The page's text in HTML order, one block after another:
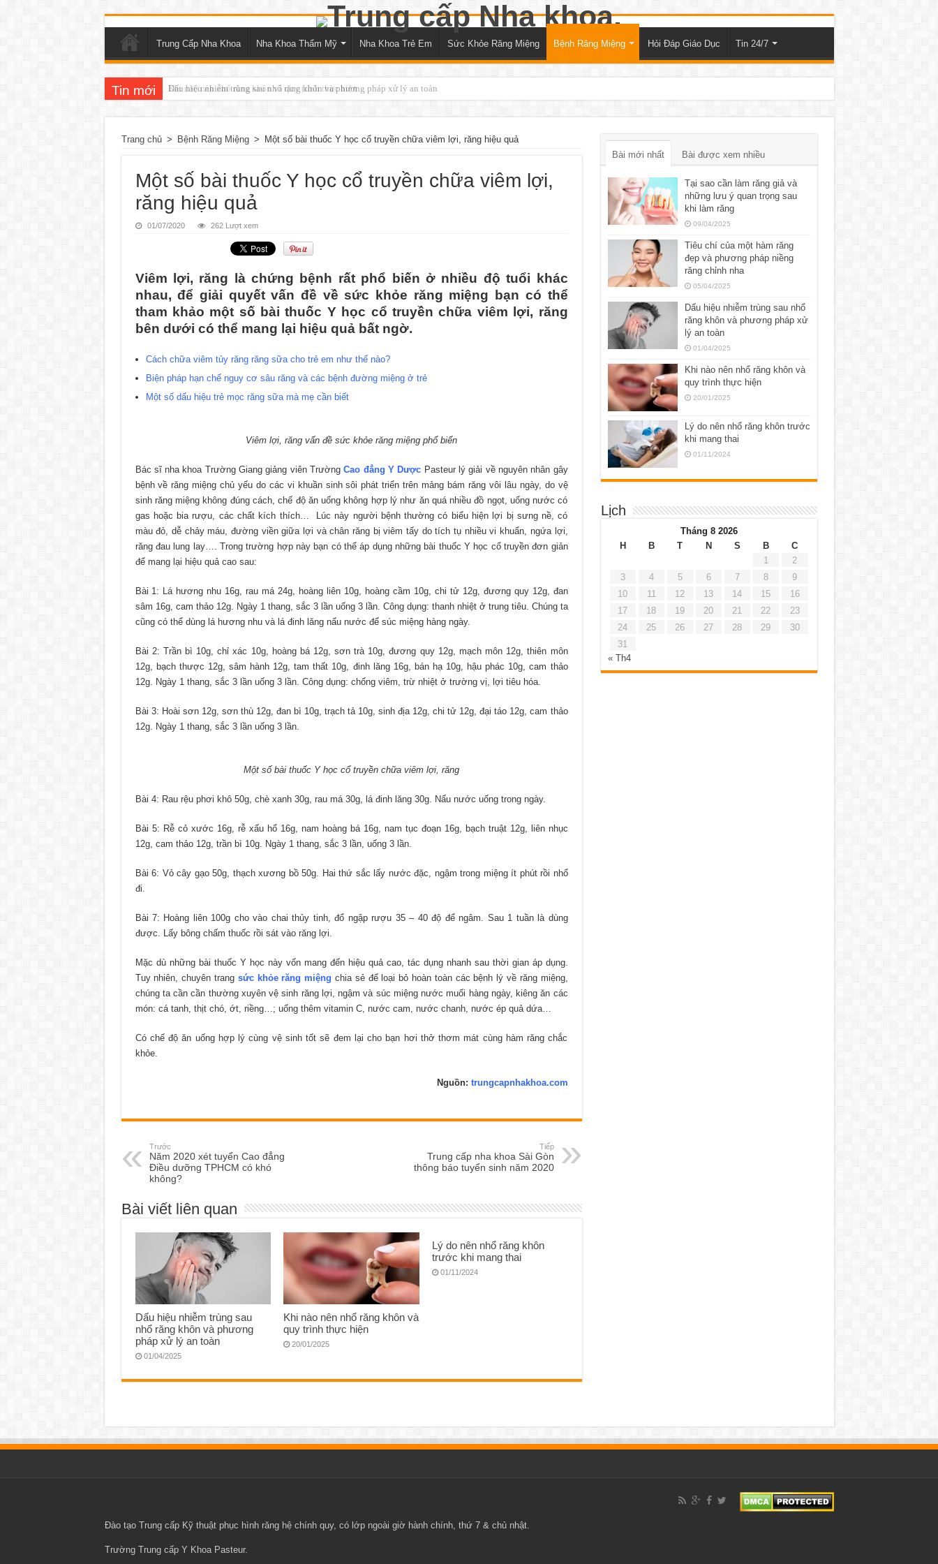
Trung Cấp Nha Khoa Nha Khoa Thẩm Mỹ Nha Khoa Trẻ Em Sức Khỏe Răng Miệng Bệnh Răng Miệng Hỏi Đáp Giáo Dục Tin 24/7
Tin mới Khi nào nên nhổ răng khôn và quy trình thực hiện
Trang chủ > Bệnh Răng Miệng > Một số bài thuốc Y học cổ truyền chữa viêm lợi, răng hiệu quả
Một số bài thuốc Y học cổ truyền chữa viêm lợi,
răng hiệu quả
01/07/2020 262 Lượt xem
Viêm lợi, răng là chứng bệnh rất phổ biến ở nhiều độ tuổi khác
nhau, để giải quyết vấn đề về sức khỏe răng miệng bạn có thể
tham khảo một số bài thuốc Y học cổ truyền chữa viêm lợi, răng
bên dưới có thể mang lại hiệu quả bất ngờ.
Cách chữa viêm tủy răng răng sữa cho trẻ em như thế nào?
Biện pháp hạn chế nguy cơ sâu răng và các bệnh đường miệng ở trẻ
Một số dấu hiệu trẻ mọc răng sữa mà mẹ cần biết
Viêm lợi, răng vấn đề sức khỏe răng miệng phổ biến
Bác sĩ nha khoa Trường Giang giảng viên TrườngCao đẳng Y Dược Pasteur lý giải về nguyên nhân gây
bệnh về răng miệng chủ yếu do các vi khuần sinh sôi phát triển trên mảng bám răng vôi lâu ngày, do vệ
sinh răng miệng không đúng cách, chế độ ăn uống không hợp lý như ăn quá nhiều đồ ngọt, uống nước có
gas hoặc bia rượu, các chất kích thích… Lúc này người bệnh thường có biểu hiện lợi bị sưng nề, có
màu đỏ, dễ chảy máu, đường viền giữa lợi và chân răng bị viêm tấy do tích tụ nhiều vi khuẩn, ngứa lợi,
răng đau lung lay…. Trong trường hợp này bạn có thể áp dụng những bài thuốc Y học cổ truyền đơn giản
để mang lại hiệu quả cao sau:
Bài 1: Lá hương nhu 16g, rau má 24g, hoàng liên 10g, hoàng cầm 10g, chi tử 12g, đương quy 12g, đan
sâm 16g, cam thảo 12g. Ngày 1 thang, sắc 3 lần uống 3 lần. Công dụng: thanh nhiệt ở trung tiêu. Chúng ta
cũng có thể dùng lá hương nhu và lá đinh lăng nấu nước để súc miệng hàng ngày.
Bài 2: Trần bì 10g, chỉ xác 10g, hoàng bá 12g, sơn trà 10g, đương quy 12g, mạch môn 12g, thiên môn
12g, bạch thược 12g, sâm hành 12g, tam thất 10g, đinh lăng 16g, bán hạ 10g, hậu phác 10g, cam thảo
12g. Ngày 1 thang, sắc 3 lần uống 3 lần. Công dụng: chống viêm, trừ nhiệt ở trường vị, lợi tiêu hóa.
Bài 3: Hoài sơn 12g, sơn thù 12g, đan bì 10g, trạch tả 10g, sinh địa 12g, chi tử 12g, đại táo 12g, cam thảo
12g. Ngày 1 thang, sắc 3 lần uống 3 lần.
Một số bài thuốc Y học cổ truyền chữa viêm lợi, răng
Bài 4: Rau rệu phơi khô 50g, chè xanh 30g, rau má 30g, lá đinh lăng 30g. Nấu nước uống trong ngày.
Bài 5: Rễ cỏ xước 16g, rễ xấu hổ 16g, nam hoàng bá 16g, nam tục đoạn 16g, bạch truật 12g, liên nhục
12g, cam thảo 12g, trần bì 10g. Ngày 1 thang, sắc 3 lần, uống 3 lần.
Bài 6: Vỏ cây gạo 50g, thạch xương bồ 50g. Hai thứ sắc lấy nước đặc, ngậm trong miệng ít phút rồi nhổ
đi.
Bài 7: Hoàng liên 100g cho vào chai thủy tinh, đổ ngập rượu 35 – 40 độ để ngâm. Sau 1 tuần là dùng
được. Lấy bông chấm thuốc rồi sát vào răng lợi.
Mặc dù những bài thuốc Y học này vốn mang đến hiệu quả cao, tác dụng nhanh sau thời gian áp dụng.
Tuy nhiên, chuyên trang sức khỏe răng miệng chia sẻ để loại bỏ hoàn toàn các bệnh lý về răng miệng,
chúng ta cần cần thường xuyên vệ sinh răng lợi, ngậm và súc miệng nước muối hàng ngày, kiêng ăn các
món: cá tanh, thịt chó, ớt, riềng…; uống thêm vitamin C, nước cam, nước chanh, nước ép quả dứa…
Có chế độ ăn uống hợp lý cùng vệ sinh tốt sẽ đem lại cho bạn hơi thở thơm mát cùng hàm răng chắc
khỏe.
Nguồn: trungcapnhakhoa.com
Trước
Năm 2020 xét tuyển Cao đẳng
Điều dưỡng TPHCM có khó
không?
Tiếp
Trung cấp nha khoa Sài Gòn
thông báo tuyển sinh năm 2020
Bài viết liên quan
Dấu hiệu nhiễm trùng sau
nhổ răng khôn và phương
pháp xử lý an toàn
01/04/2025
Khi nào nên nhổ răng khôn và
quy trình thực hiện
20/01/2025
Lý do nên nhổ răng khôn
trước khi mang thai
01/11/2024
Bài mới nhất Bài được xem nhiều
Tại sao cần làm răng giả và
những lưu ý quan trọng sau
khi làm răng
09/04/2025
Tiêu chí của một hàm răng
đẹp và phương pháp niềng
răng chỉnh nha
05/04/2025
Dấu hiệu nhiễm trùng sau nhổ
răng khôn và phương pháp xử
lý an toàn
01/04/2025
Khi nào nên nhổ răng khôn và
quy trình thực hiện
20/01/2025
Lý do nên nhổ răng khôn trước
khi mang thai
01/11/2024
Lịch
Tháng 8 2026
H
B T N S B
C
1
2
3
4 5 6 7 8
9
10
11 12 13 14 15
16
17
18 19 20 21 22
23
24
25 26 27 28 29
30
31
« Th4
Đào tạo Trung cấp Kỹ thuật phục hình rănghệ chính quy, có lớp ngoài giờ hành chính, thứ 7 & chủ nhật.
Trường Trung cấp Y Khoa Pasteur.